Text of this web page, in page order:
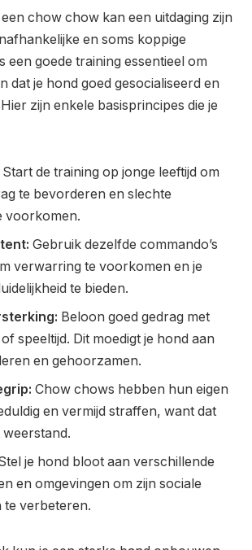
chow chow kan een uitdaging zijn
en soms koppige
een goede training essentieel om
dat je hond goed gesocialiseerd en
zijn enkele basisprincipes die je
Start de training op jonge leeftijd om
te bevorderen en slechte
voorkomen.
Gebruik dezelfde commando’s
verwarring te voorkomen en je
te bieden.
Beloon goed gedrag met
speeltijd. Dit moedigt je hond aan
en gehoorzamen.
Chow chows hebben hun eigen
en vermijd straffen, want dat
weerstand.
je hond bloot aan verschillende
en omgevingen om zijn sociale
te verbeteren.